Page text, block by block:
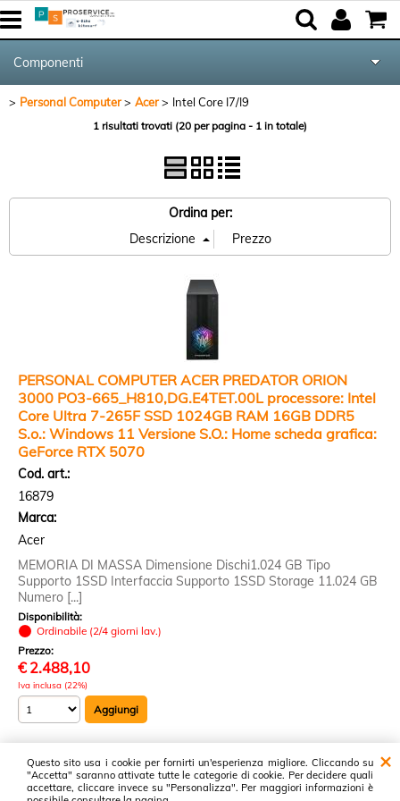
Questo sito usa i cookie per fornirti un'esperienza migliore. Cliccando su
"Accetta" saranno attivate tutte le categorie di cookie. Per decidere quali
accettare, cliccare invece su "Personalizza". Per maggiori informazioni è
Tutte le Categorie
Componenti
Networking & Com.
Personal Computer Acer Intel Core I7/I9
1 risultati trovati (20 per pagina - 1 in totale)
Ordina per:
PERSONAL COMPUTER ACER PREDATOR ORION
3000 PO3-665_H810,DG.E4TET.00L processore: Intel
Core Ultra 7-265F SSD 1024GB RAM 16GB DDR5
S.o.: Windows 11 Versione S.O.: Home scheda grafica:
GeForce RTX 5070
Cod. art.:
16879
Marca:
Acer
MEMORIA DI MASSA Dimensione Dischi1.024 GB Tipo
Supporto 1SSD Interfaccia Supporto 1SSD Storage 11.024 GB
Numero [...]
Disponibilità:
Ordinabile (2/4 giorni lav.)
Prezzo:
€ 2.488,10
Iva inclusa (22%)
1 risultati trovati (20 per pagina - 1 in totale)